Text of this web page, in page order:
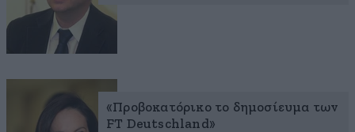
«Προβοκατόρικο το δημοσίευμα των
FT Deutschland»